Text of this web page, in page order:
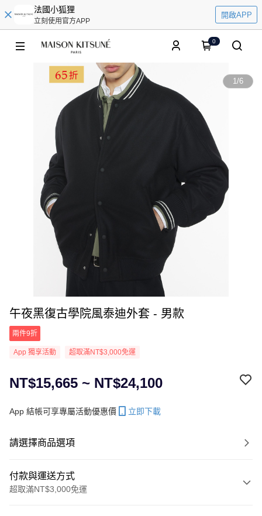
法國小狐狸
立刻使用官方APP
開啟APP
0
1/6
午夜黑復古學院風泰迪外套 - 男款
兩件9折
App 獨享活動 超取滿NT$3,000免運
NT$15,665 ~ NT$24,100
App 結帳可享專屬活動優惠價 立即下載
請選擇商品選項
付款與運送方式
超取滿NT$3,000免運